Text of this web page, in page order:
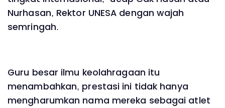
Nurhasan, Rektor UNESA dengan wajah
semringah.
Guru besar ilmu keolahragaan itu
menambahkan, prestasi ini tidak hanya
mengharumkan nama mereka sebagai atlet